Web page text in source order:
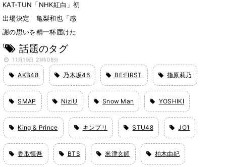
KAT-TUN「NHK紅白」初
出場決定 亀梨和也「感
謝の思いを精一杯届けた
い」
11月19日 21時08分
話題のタグ
AKB48 乃木坂46 BE:FIRST 指原莉乃
SMAP NiziU Snow Man YOSHIKI
King & Prince キンプリ STU48 JO1
香取慎吾 BTS 米津玄師 柏木由紀